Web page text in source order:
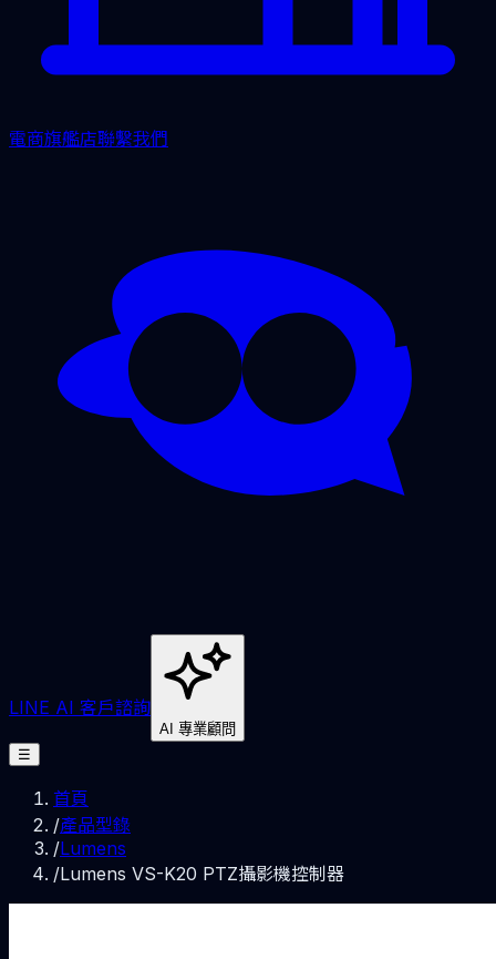
電商旗艦店聯繫我們
LINE AI 客戶諮詢
AI 專業顧問
☰
首頁
/產品型錄
/Lumens
/Lumens VS-K20 PTZ攝影機控制器